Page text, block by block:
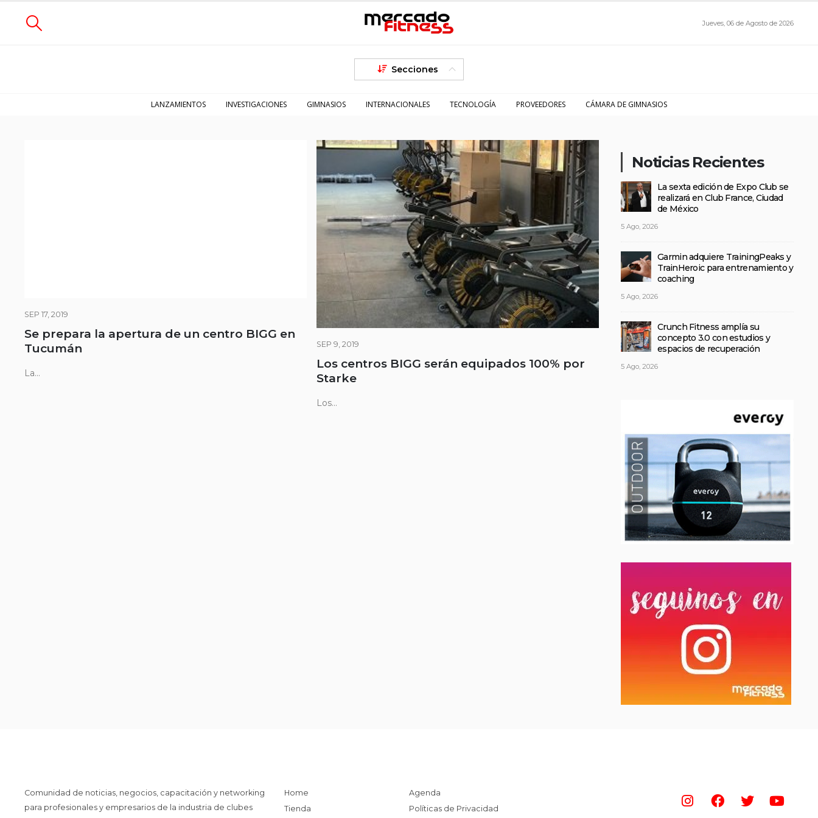
Jueves, 06 de Agosto de 2026
Secciones
LANZAMIENTOS INVESTIGACIONES GIMNASIOS INTERNACIONALES TECNOLOGÍA PROVEEDORES CÁMARA DE GIMNASIOS
SEP 17, 2019
Se prepara la apertura de un centro BIGG en
Tucumán
La...
SEP 9, 2019
Los centros BIGG serán equipados 100% por
Starke
Los...
Noticias Recientes
La sexta edición de Expo Club se
realizará en Club France, Ciudad
de México
5 Ago, 2026
Garmin adquiere TrainingPeaks y
TrainHeroic para entrenamiento y
coaching
5 Ago, 2026
Crunch Fitness amplía su
concepto 3.0 con estudios y
espacios de recuperación
5 Ago, 2026
Comunidad de noticias, negocios, capacitación y networking
para profesionales y empresarios de la industria de clubes
Home
Tienda
Agenda
Políticas de Privacidad